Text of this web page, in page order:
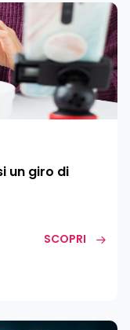
un giro di
SCOPRI